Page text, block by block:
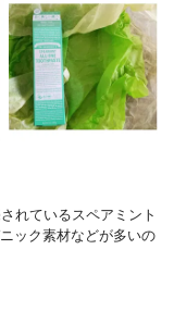
れているスペアミント
ック素材などが多いの